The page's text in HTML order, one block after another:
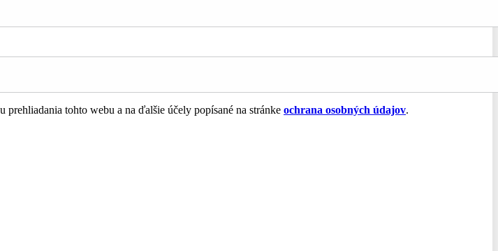
tohto webu a na ďalšie účely popísané na stránke ochrana osobných údajov.